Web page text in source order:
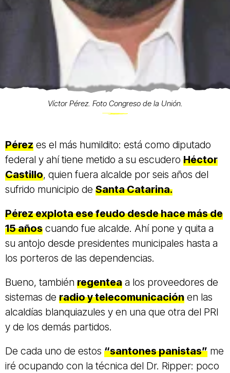
Víctor Pérez. Foto Congreso de la Unión.
Pérez es el más humildito: está como diputado
federal y ahí tiene metido a su escudero Héctor
Castillo, quien fuera alcalde por seis años del
sufrido municipio de Santa Catarina.
Pérez explota ese feudo desde hace más de
15 años cuando fue alcalde. Ahí pone y quita a
su antojo desde presidentes municipales hasta a
los porteros de las dependencias.
Bueno, también regentea a los proveedores de
sistemas de radio y telecomunicación en las
alcaldías blanquiazules y en una que otra del PRI
y de los demás partidos.
De cada uno de estos “santones panistas” me
iré ocupando con la técnica del Dr. Ripper: poco